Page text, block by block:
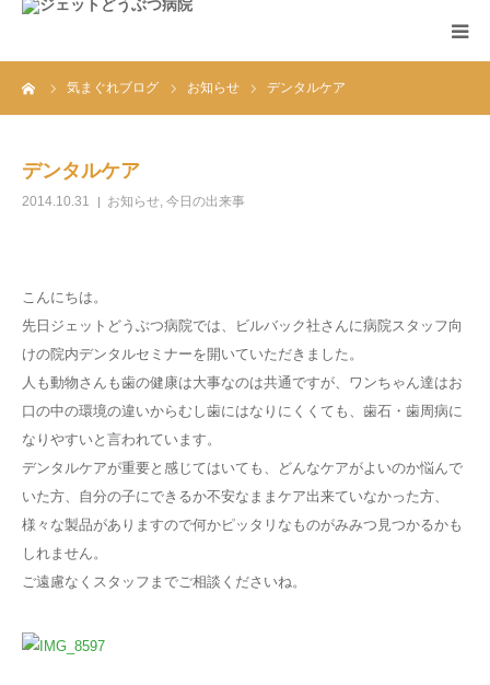
気まぐれブログ お知らせ デンタルケア
デンタルケア
2014.10.31 お知らせ, 今日の出来事
こんにちは。
先日ジェットどうぶつ病院では、ビルバック社さんに病院スタッフ向
けの院内デンタルセミナーを開いていただきました。
人も動物さんも歯の健康は大事なのは共通ですが、ワンちゃん達はお
口の中の環境の違いからむし歯にはなりにくくても、歯石・歯周病に
なりやすいと言われています。
デンタルケアが重要と感じてはいても、どんなケアがよいのか悩んで
いた方、自分の子にできるか不安なままケア出来ていなかった方、
様々な製品がありますので何かピッタリなものがみみつ見つかるかも
しれません。
ご遠慮なくスタッフまでご相談くださいね。
ホーム